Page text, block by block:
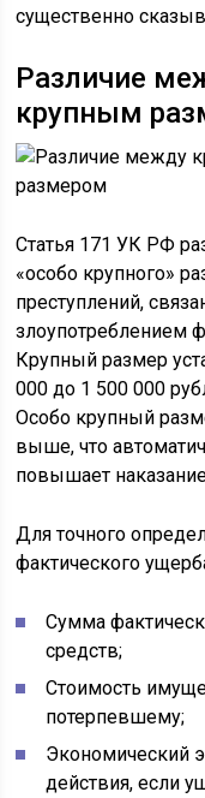
существенно
Различие
крупным
Статья 171 УК РФ
«особо крупного»
преступлений,
злоупотреблением
Крупный размер
000 до 1 500 000
Особо крупный
выше, что
повышает
Для точного
фактического
Сумма
средств;
Стоимость
потерпевшему;
Экономический
действия, если